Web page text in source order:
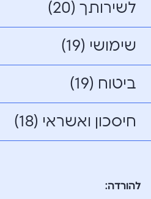
לשירותך (20)
שימושי (19)
ביטוח (19)
חיסכון ואשראי (18)
להורדה: